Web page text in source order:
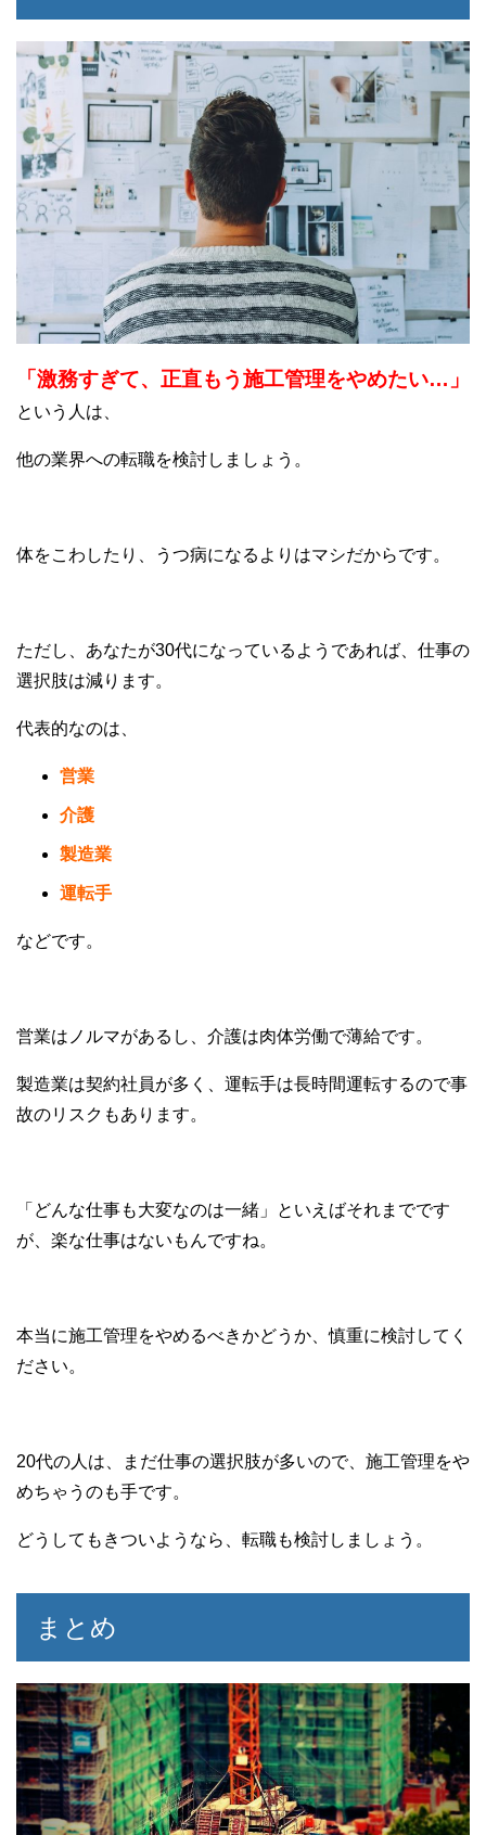
「激務すぎて、正直もう施工管理をやめたい…」
という人は、
他の業界への転職を検討しましょう。
体をこわしたり、うつ病になるよりはマシだからです。
ただし、あなたが30代になっているようであれば、仕事の
選択肢は減ります。
代表的なのは、
営業
介護
製造業
運転手
などです。
営業はノルマがあるし、介護は肉体労働で薄給です。
製造業は契約社員が多く、運転手は長時間運転するので事
故のリスクもあります。
「どんな仕事も大変なのは一緒」といえばそれまでです
が、楽な仕事はないもんですね。
本当に施工管理をやめるべきかどうか、慎重に検討してく
ださい。
20代の人は、まだ仕事の選択肢が多いので、施工管理をや
めちゃうのも手です。
どうしてもきついようなら、転職も検討しましょう。
まとめ